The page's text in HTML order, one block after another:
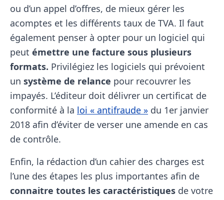
ou d’un appel d’offres, de mieux gérer les
acomptes et les différents taux de TVA. Il faut
également penser à opter pour un logiciel qui
peut émettre une facture sous plusieurs
formats. Privilégiez les logiciels qui prévoient
un système de relance pour recouvrer les
impayés. L’éditeur doit délivrer un certificat de
conformité à la loi « antifraude » du 1er janvier
2018 afin d’éviter de verser une amende en cas
de contrôle.
Enfin, la rédaction d’un cahier des charges est
l’une des étapes les plus importantes afin de
connaitre toutes les caractéristiques de votre